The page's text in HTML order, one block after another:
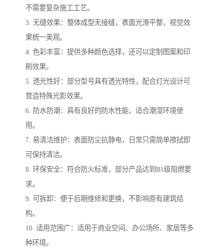
不需要复杂施工工艺。
3. 无缝效果：整体成型无接缝，表面光滑平整，视觉效
果统一美观。
4. 色彩丰富：提供多种颜色选择，还可以定制图案和印
刷效果。
5. 透光性好：部分型号具有透光特性，配合灯光设计可
营造特殊光影效果。
6. 防水防潮：具有良好的防水性能，适合潮湿环境使
用。
7. 易清洁维护：表面防尘抗静电，日常只需简单擦拭即
可保持清洁。
8. 环保安全：符合防火标准，部分产品达到B1级阻燃要
求。
9. 可拆卸：便于后期维修和更换，不影响原有建筑结
构。
10. 适用范围广：适用于商业空间、办公场所、家居等多
种环境。